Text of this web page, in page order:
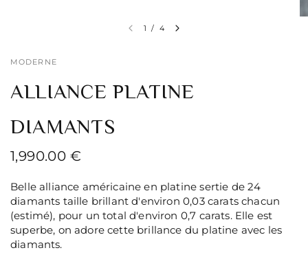
1 / 4
MODERNE
ALLIANCE PLATINE
DIAMANTS
1,990.00 €
Belle alliance américaine en platine sertie de 24
diamants taille brillant d'environ 0,03 carats chacun
(estimé), pour un total d'environ 0,7 carats. Elle est
superbe, on adore cette brillance du platine avec les
diamants.